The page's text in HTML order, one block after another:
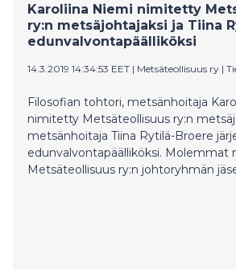
Karoliina Niemi nimitetty
ry:n metsäjohtajaksi ja Tiina
edunvalvontapäälliköksi
14.3.2019 14:34:53 EET | Metsäteollisuus ry |
Filosofian tohtori, metsänhoitaja
nimitetty Metsäteollisuus ry:n
metsänhoitaja Tiina Rytilä-Broere
edunvalvontapäälliköksi.
Metsäteollisuus ry:n johtoryhmän